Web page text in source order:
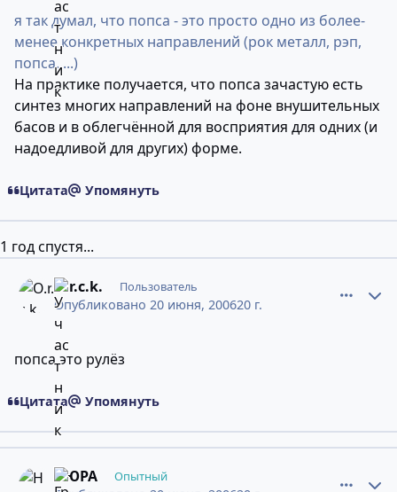
я так думал, что попса - это просто одно из более-
менее конкретных направлений (рок металл, рэп,
попса.....)
На практике получается, что попса зачастую есть
синтез многих направлений на фоне внушительных
басов и в облегчённой для восприятия для одних (и
надоедливой для других) форме.
Цитата Упомянуть
1 год спустя...
O.r.c.k. Пользователь
Опубликовано 20 июня, 200620 г.
попса это рулёз
Цитата Упомянуть
НЮРА Опытный